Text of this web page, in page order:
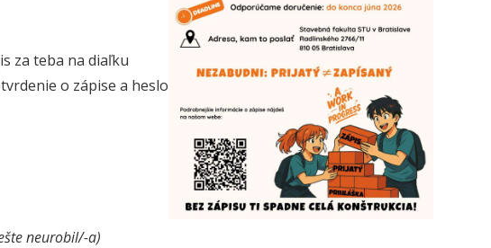
za teba na diaľku
o zápise a heslo
neurobil/-a)